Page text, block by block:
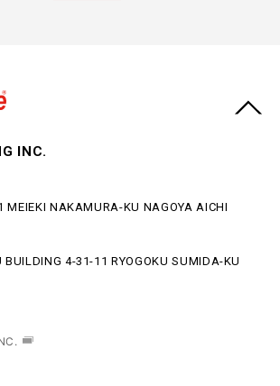
INC.
MEIEKI NAKAMURA-KU NAGOYA AICHI
BUILDING 4-31-11 RYOGOKU SUMIDA-KU